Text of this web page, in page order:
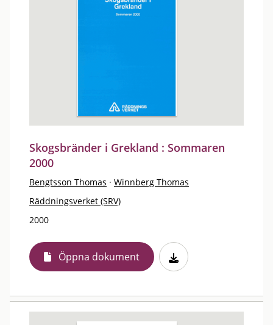
Skogsbränder i Grekland : Sommaren
2000
Bengtsson Thomas · Winnberg Thomas
Räddningsverket (SRV)
2000
Öppna dokument